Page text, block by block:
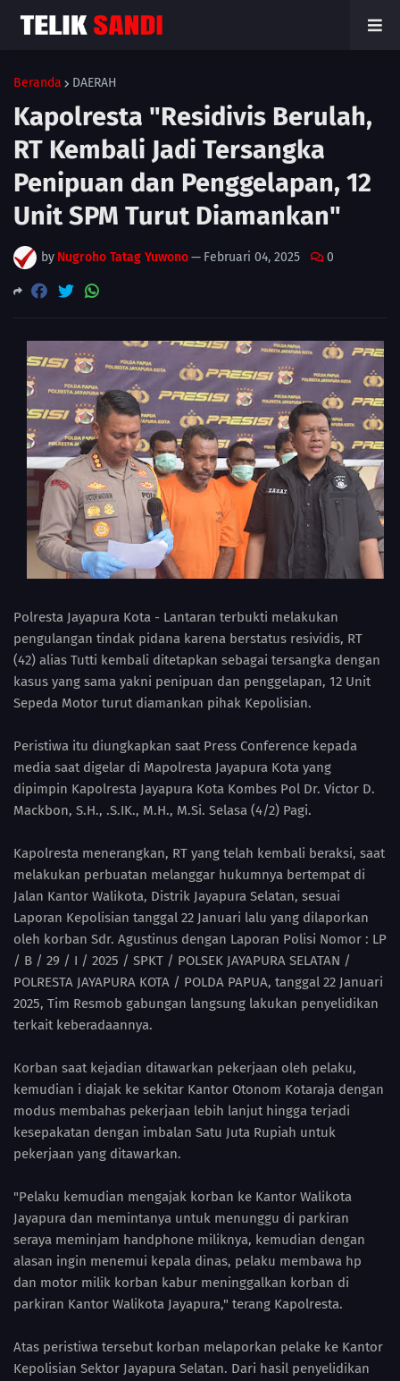
Beranda DAERAH
Kapolresta "Residivis Berulah,
RT Kembali Jadi Tersangka
Penipuan dan Penggelapan, 12
Unit SPM Turut Diamankan"
by Nugroho Tatag Yuwono— Februari 04, 2025 0
Polresta Jayapura Kota - Lantaran terbukti melakukan
pengulangan tindak pidana karena berstatus resividis, RT
(42) alias Tutti kembali ditetapkan sebagai tersangka dengan
kasus yang sama yakni penipuan dan penggelapan, 12 Unit
Sepeda Motor turut diamankan pihak Kepolisian.
Peristiwa itu diungkapkan saat Press Conference kepada
media saat digelar di Mapolresta Jayapura Kota yang
dipimpin Kapolresta Jayapura Kota Kombes Pol Dr. Victor D.
Mackbon, S.H., .S.IK., M.H., M.Si. Selasa (4/2) Pagi.
Kapolresta menerangkan, RT yang telah kembali beraksi, saat
melakukan perbuatan melanggar hukumnya bertempat di
Jalan Kantor Walikota, Distrik Jayapura Selatan, sesuai
Laporan Kepolisian tanggal 22 Januari lalu yang dilaporkan
oleh korban Sdr. Agustinus dengan Laporan Polisi Nomor : LP
/ B / 29 / I / 2025 / SPKT / POLSEK JAYAPURA SELATAN /
POLRESTA JAYAPURA KOTA / POLDA PAPUA, tanggal 22 Januari
2025, Tim Resmob gabungan langsung lakukan penyelidikan
terkait keberadaannya.
Korban saat kejadian ditawarkan pekerjaan oleh pelaku,
kemudian i diajak ke sekitar Kantor Otonom Kotaraja dengan
modus membahas pekerjaan lebih lanjut hingga terjadi
kesepakatan dengan imbalan Satu Juta Rupiah untuk
pekerjaan yang ditawarkan.
"Pelaku kemudian mengajak korban ke Kantor Walikota
Jayapura dan memintanya untuk menunggu di parkiran
seraya meminjam handphone miliknya, kemudian dengan
alasan ingin menemui kepala dinas, pelaku membawa hp
dan motor milik korban kabur meninggalkan korban di
parkiran Kantor Walikota Jayapura," terang Kapolresta.
Atas peristiwa tersebut korban melaporkan pelake ke Kantor
Kepolisian Sektor Jayapura Selatan. Dari hasil penyelidikan